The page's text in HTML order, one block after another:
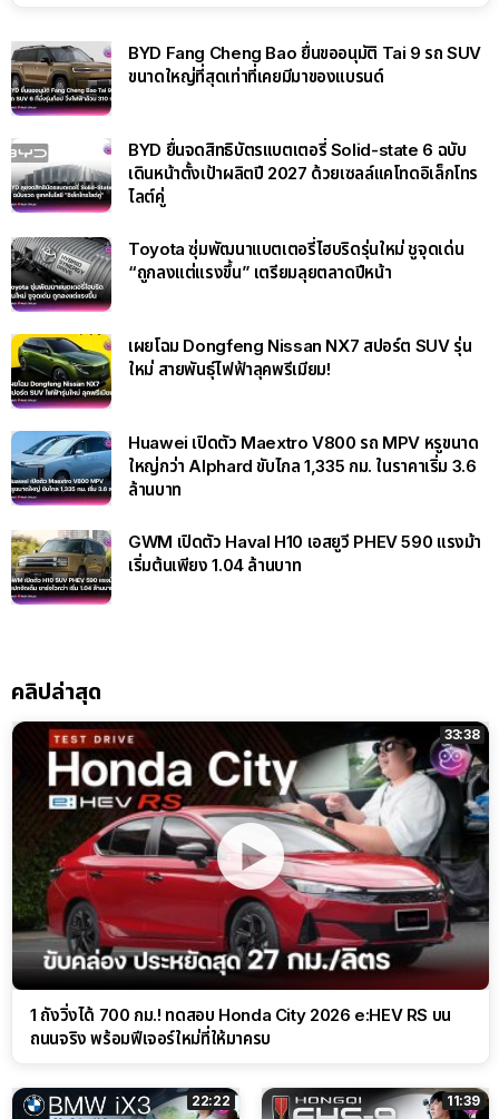
BYD Fang Cheng Bao ยื่นขออนุมัติ Tai 9 รถ SUV
ขนาดใหญ่ที่สุดเท่าที่เคยมีมาของแบรนด์
BYD ยื่นจดสิทธิบัตรแบตเตอรี่ Solid-state 6 ฉบับ
เดินหน้าตั้งเป้าผลิตปี 2027 ด้วยเซลล์แคโทดอิเล็กโทร
ไลต์คู่
Toyota ซุ่มพัฒนาแบตเตอรี่ไฮบริดรุ่นใหม่ ชูจุดเด่น
“ถูกลงแต่แรงขึ้น” เตรียมลุยตลาดปีหน้า
เผยโฉม Dongfeng Nissan NX7 สปอร์ต SUV รุ่น
ใหม่ สายพันธุ์ไฟฟ้าลุคพรีเมียม!
Huawei เปิดตัว Maextro V800 รถ MPV หรูขนาด
ใหญ่กว่า Alphard ขับไกล 1,335 กม. ในราคาเริ่ม 3.6
ล้านบาท
GWM เปิดตัว Haval H10 เอสยูวี PHEV 590 แรงม้า
เริ่มต้นเพียง 1.04 ล้านบาท
คลิปล่าสุด
33:38
1 ถังวิ่งได้ 700 กม.! ทดสอบ Honda City 2026 e:HEV RS บน
ถนนจริง พร้อมฟีเจอร์ใหม่ที่ให้มาครบ
22:22 11:39